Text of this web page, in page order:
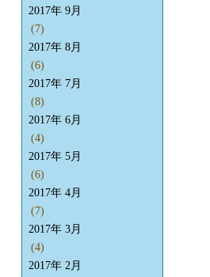
2017年 9月
(7)
2017年 8月
(6)
2017年 7月
(8)
2017年 6月
(4)
2017年 5月
(6)
2017年 4月
(7)
2017年 3月
(4)
2017年 2月